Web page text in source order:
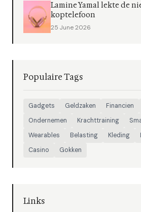
Lamine Yamal lekte de
koptelefoon
25 June 2026
Populaire Tags
Gadgets Geldzaken Financien
Ondernemen
Krachttraining
Wearables
Belasting Kleding
Casino
Gokken
Links